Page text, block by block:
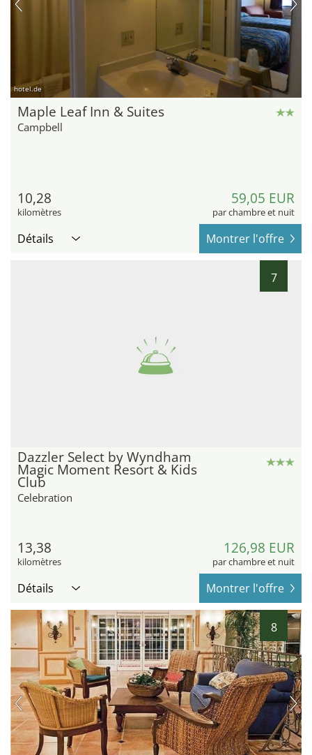
hotel.de
Maple Leaf Inn & Suites
Campbell
10,28
kilomètres
59,05 EUR
par chambre et nuit
Détails Montrer l'offre
7
Dazzler Select by Wyndham
Magic Moment Resort & Kids
Club
Celebration
13,38
kilomètres
126,98 EUR
par chambre et nuit
Détails Montrer l'offre
8